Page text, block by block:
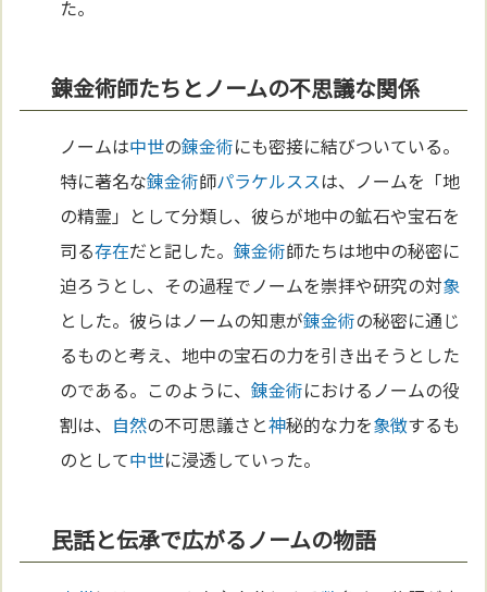
た。
錬金術師たちとノームの不思議な関係
ノームは中世の錬金術にも密接に結びついている。
特に著名な錬金術師パラケルススは、ノームを「地
の精霊」として分類し、彼らが地中の鉱石や宝石を
司る存在だと記した。錬金術師たちは地中の秘密に
迫ろうとし、その過程でノームを崇拝や研究の対象
とした。彼らはノームの知恵が錬金術の秘密に通じ
るものと考え、地中の宝石の力を引き出そうとした
のである。このように、錬金術におけるノームの役
割は、 自然の不可思議さと神秘的な力を象徴するも
のとして中世に浸透していった。
民話と伝承で広がるノームの物語